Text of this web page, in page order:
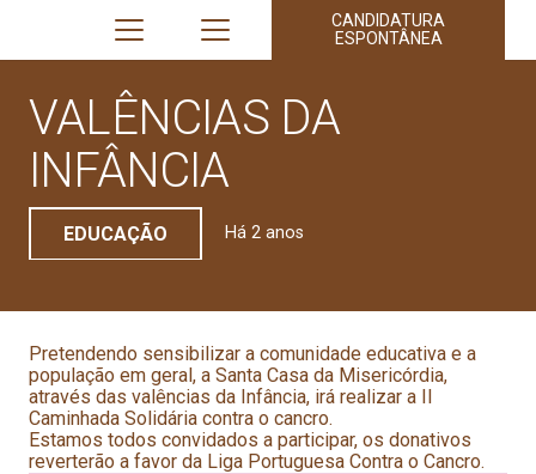
CANDIDATURA
ESPONTÂNEA
VALÊNCIAS DA
INFÂNCIA
EDUCAÇÃO Há 2 anos
Pretendendo sensibilizar a comunidade educativa e a
população em geral, a Santa Casa da Misericórdia,
através das valências da Infância, irá realizar a II
Caminhada Solidária contra o cancro.
Estamos todos convidados a participar, os donativos
reverterão a favor da Liga Portuguesa Contra o Cancro.